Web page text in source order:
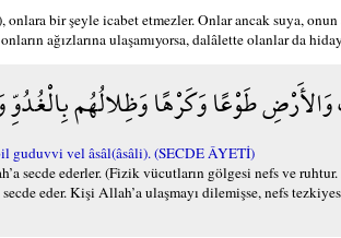
bir şeyle icabet etmezler. Onlar ancak suya,
ağızlarına ulaşamıyorsa, dalâlette olanlar da
طَوْعًا وَكَرْهًا وَظِلالُهُم بِالْغُدُوِّ
guduvvi vel âsâl(âsâli). (SECDE ÂYETİ)
secde ederler. (Fizik vücutların gölgesi nefs ve
eder. Kişi Allah’a ulaşmayı dilemişse, nefs